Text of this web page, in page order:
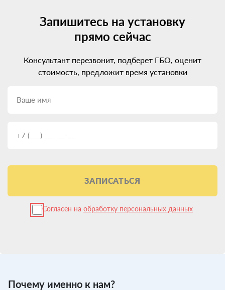
Запишитесь на установку
прямо сейчас
Консультант перезвонит, подберет ГБО, оценит
стоимость, предложит время установки
ЗАПИСАТЬСЯ
Согласен на обработку персональных данных
Почему именно к нам?